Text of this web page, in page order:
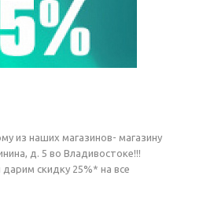
из наших магазинов- магазину
д. 5 во Владивостоке!!!
скидку 25%* на все